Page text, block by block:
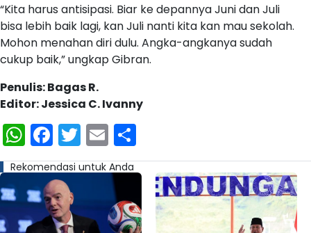
“Kita harus antisipasi. Biar ke depannya Juni dan Juli
bisa lebih baik lagi, kan Juli nanti kita kan mau sekolah.
Mohon menahan diri dulu. Angka-angkanya sudah
cukup baik,” ungkap Gibran.
Penulis: Bagas R.
Editor: Jessica C. Ivanny
WhatsApp
Facebook
Twitter
Email
Rekomendasi untuk Anda